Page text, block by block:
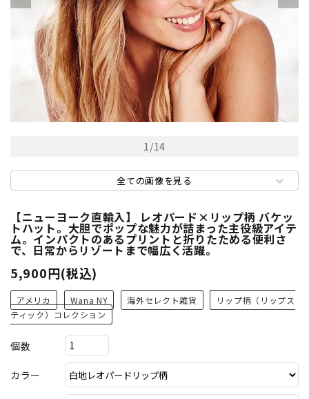
1/14
全ての画像を見る
【ニューヨーク直輸入】 レオパード×リップ柄 バケッ
トハット。大胆でポップな魅力が詰まった主役級アイテ
ム。インパクトのあるプリントと折りたためる便利さ
で、日常からリゾートまで幅広く活躍。
5,900円(税込)
アメリカ Wana NY 海外セレクト雑貨
リップ柄（リップス
ティック）コレクション
個数
カラー